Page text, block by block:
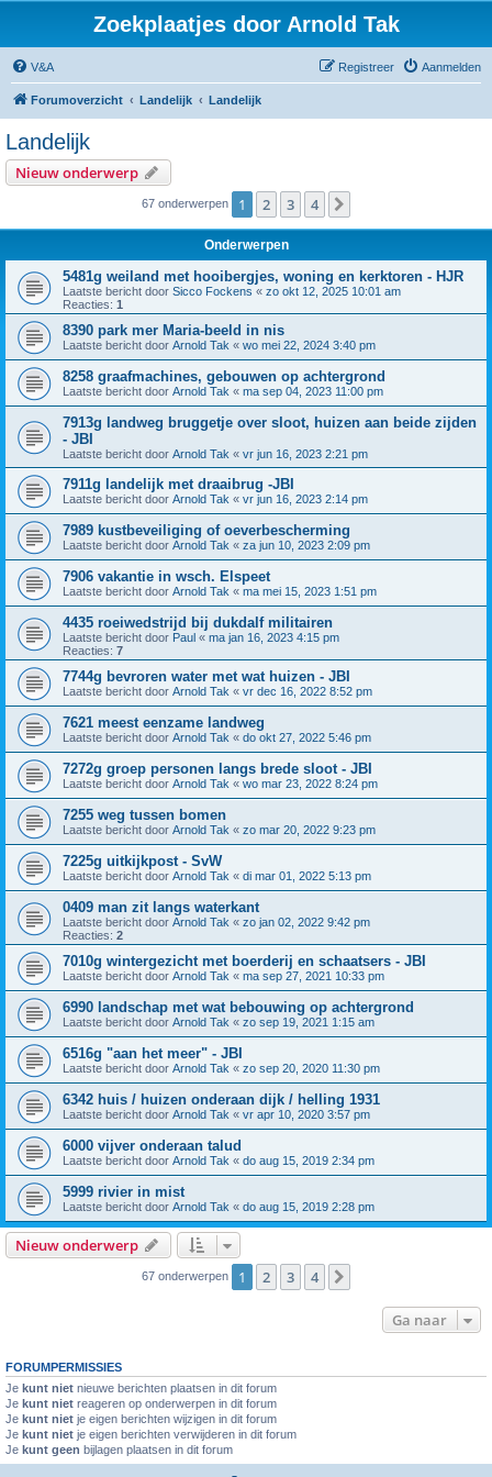
Zoekplaatjes door Arnold Tak
V&A Aanmelden
Registreer
Forumoverzicht Landelijk Landelijk
Landelijk
Nieuw onderwerp
67 onderwerpen 1 2 3 4
Onderwerpen
5481g weiland met hooibergjes, woning en kerktoren - HJR
Laatste bericht door Sicco Fockens « zo okt 12, 2025 10:01 am
Reacties: 1
8390 park mer Maria-beeld in nis
Laatste bericht door Arnold Tak « wo mei 22, 2024 3:40 pm
8258 graafmachines, gebouwen op achtergrond
Laatste bericht door Arnold Tak « ma sep 04, 2023 11:00 pm
7913g landweg bruggetje over sloot, huizen aan beide zijden
- JBI
Laatste bericht door Arnold Tak « vr jun 16, 2023 2:21 pm
7911g landelijk met draaibrug -JBI
Laatste bericht door Arnold Tak « vr jun 16, 2023 2:14 pm
7989 kustbeveiliging of oeverbescherming
Laatste bericht door Arnold Tak « za jun 10, 2023 2:09 pm
7906 vakantie in wsch. Elspeet
Laatste bericht door Arnold Tak « ma mei 15, 2023 1:51 pm
4435 roeiwedstrijd bij dukdalf militairen
Laatste bericht door Paul « ma jan 16, 2023 4:15 pm
Reacties: 7
7744g bevroren water met wat huizen - JBI
Laatste bericht door Arnold Tak « vr dec 16, 2022 8:52 pm
7621 meest eenzame landweg
Laatste bericht door Arnold Tak « do okt 27, 2022 5:46 pm
7272g groep personen langs brede sloot - JBI
Laatste bericht door Arnold Tak « wo mar 23, 2022 8:24 pm
7255 weg tussen bomen
Laatste bericht door Arnold Tak « zo mar 20, 2022 9:23 pm
7225g uitkijkpost - SvW
Laatste bericht door Arnold Tak « di mar 01, 2022 5:13 pm
0409 man zit langs waterkant
Laatste bericht door Arnold Tak « zo jan 02, 2022 9:42 pm
Reacties: 2
7010g wintergezicht met boerderij en schaatsers - JBI
Laatste bericht door Arnold Tak « ma sep 27, 2021 10:33 pm
6990 landschap met wat bebouwing op achtergrond
Laatste bericht door Arnold Tak « zo sep 19, 2021 1:15 am
6516g "aan het meer" - JBI
Laatste bericht door Arnold Tak « zo sep 20, 2020 11:30 pm
6342 huis / huizen onderaan dijk / helling 1931
Laatste bericht door Arnold Tak « vr apr 10, 2020 3:57 pm
6000 vijver onderaan talud
Laatste bericht door Arnold Tak « do aug 15, 2019 2:34 pm
5999 rivier in mist
Laatste bericht door Arnold Tak « do aug 15, 2019 2:28 pm
Nieuw onderwerp
67 onderwerpen 1 2 3 4
Ga naar
FORUMPERMISSIES
Je kunt niet nieuwe berichten plaatsen in dit forum
Je kunt niet reageren op onderwerpen in dit forum
Je kunt niet je eigen berichten wijzigen in dit forum
Je kunt niet je eigen berichten verwijderen in dit forum
Je kunt geen bijlagen plaatsen in dit forum